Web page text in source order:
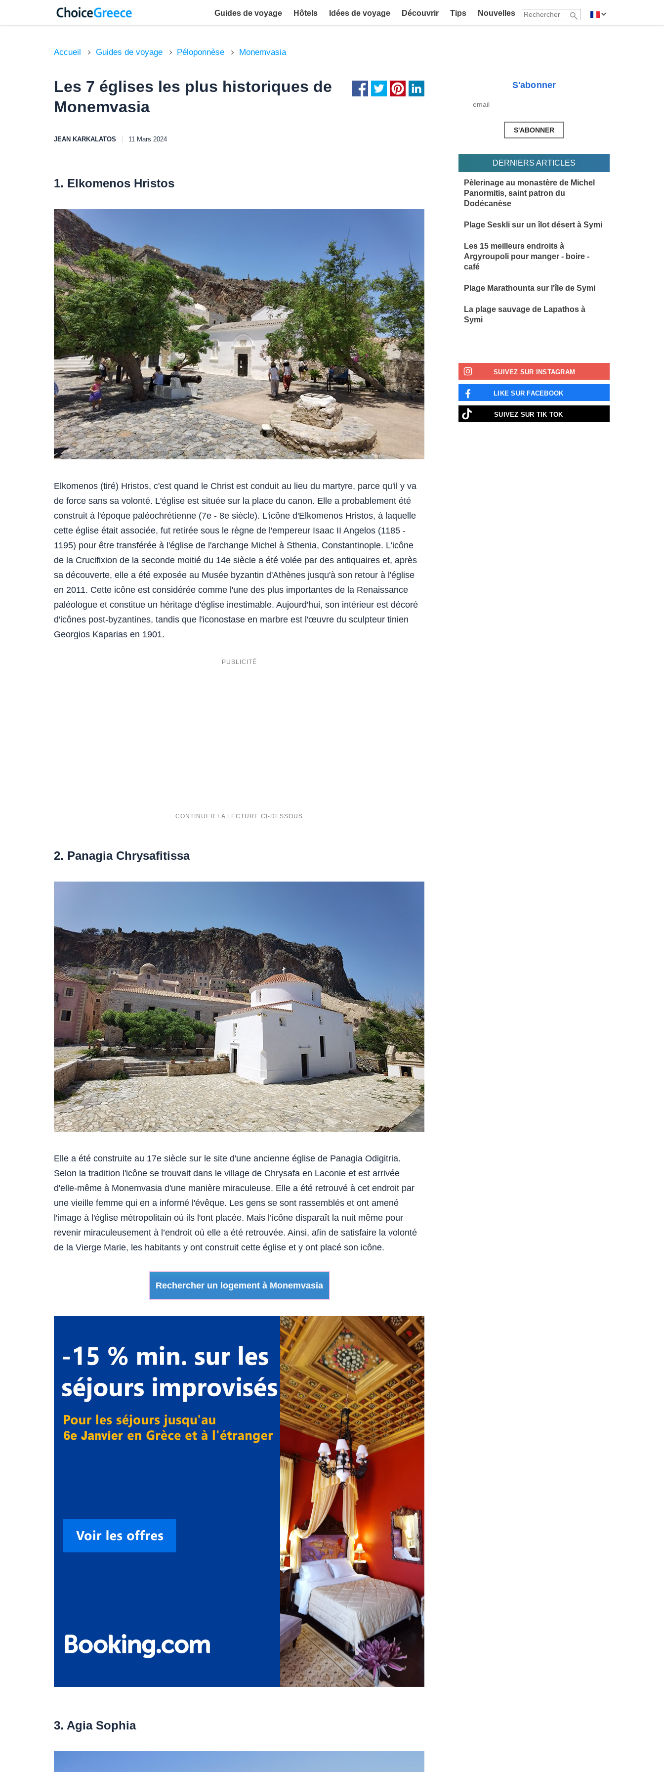
Guides de voyage Hôtels Idées de voyage Découvrir Tips Nouvelles
Accueil Guides de voyage Péloponnèse Monemvasia
S'abonner
DERNIERS ARTICLES
Pèlerinage au monastère de Michel
Panormitis, saint patron du
Dodécanèse
Plage Seskli sur un îlot désert à Symi
Les 15 meilleurs endroits à
Argyroupoli pour manger - boire -
café
Plage Marathounta sur l'île de Symi
La plage sauvage de Lapathos à
Symi
SUIVEZ SUR INSTAGRAM
LIKE SUR FACEBOOK
SUIVEZ SUR TIK TOK
Les 7 églises les plus historiques de
Monemvasia
JEAN KARKALATOS 11 Mars 2024
1. Elkomenos Hristos
Elkomenos (tiré) Hristos, c'est quand le Christ est conduit au lieu du martyre, parce qu'il y va
de force sans sa volonté. L'église est située sur la place du canon. Elle a probablement été
construit à l'époque paléochrétienne (7e - 8e siècle). L'icône d'Elkomenos Hristos, à laquelle
cette église était associée, fut retirée sous le règne de l'empereur Isaac II Angelos (1185 -
1195) pour être transférée à l'église de l'archange Michel à Sthenia, Constantinople. L'icône
de la Crucifixion de la seconde moitié du 14e siècle a été volée par des antiquaires et, après
sa découverte, elle a été exposée au Musée byzantin d'Athènes jusqu'à son retour à l'église
en 2011. Cette icône est considérée comme l'une des plus importantes de la Renaissance
paléologue et constitue un héritage d'église inestimable. Aujourd'hui, son intérieur est décoré
d'icônes post-byzantines, tandis que l'iconostase en marbre est l'œuvre du sculpteur tinien
Georgios Kaparias en 1901.
2. Panagia Chrysafitissa
Elle a été construite au 17e siècle sur le site d'une ancienne église de Panagia Odigitria.
Selon la tradition l'icône se trouvait dans le village de Chrysafa en Laconie et est arrivée
d'elle-même à Monemvasia d'une manière miraculeuse. Elle a été retrouvé à cet endroit par
une vieille femme qui en a informé l'évêque. Les gens se sont rassemblés et ont amené
l'image à l'église métropolitain où ils l'ont placée. Mais l’icône disparaît la nuit même pour
revenir miraculeusement à l’endroit où elle a été retrouvée. Ainsi, afin de satisfaire la volonté
de la Vierge Marie, les habitants y ont construit cette église et y ont placé son icône.
Rechercher un logement à Monemvasia
3. Agia Sophia